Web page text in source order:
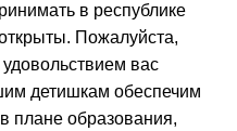
в республике
Пожалуйста,
вас
детишкам обеспечим
плане образования,